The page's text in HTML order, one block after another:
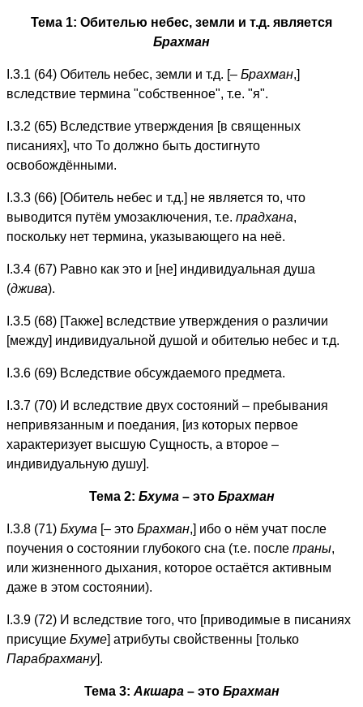
Тема 1: Обителью небес, земли и т.д. является
Брахман
I.3.1 (64) Обитель небес, земли и т.д. [– Брахман,]
вследствие термина "собственное", т.е. "я".
I.3.2 (65) Вследствие утверждения [в священных
писаниях], что То должно быть достигнуто
освобождёнными.
I.3.3 (66) [Обитель небес и т.д.] не является то, что
выводится путём умозаключения, т.е. прадхана,
поскольку нет термина, указывающего на неё.
I.3.4 (67) Равно как это и [не] индивидуальная душа
(джива).
I.3.5 (68) [Также] вследствие утверждения о различии
[между] индивидуальной душой и обителью небес и т.д.
I.3.6 (69) Вследствие обсуждаемого предмета.
I.3.7 (70) И вследствие двух состояний – пребывания
непривязанным и поедания, [из которых первое
характеризует высшую Сущность, а второе –
индивидуальную душу].
Тема 2: Бхума– это Брахман
I.3.8 (71) Бхума [– это Брахман,] ибо о нём учат после
поучения о состоянии глубокого сна (т.е. после праны,
или жизненного дыхания, которое остаётся активным
даже в этом состоянии).
I.3.9 (72) И вследствие того, что [приводимые в писаниях
присущие Бхуме] атрибуты свойственны [только
Парабрахману].
Тема 3: Акшара– это Брахман